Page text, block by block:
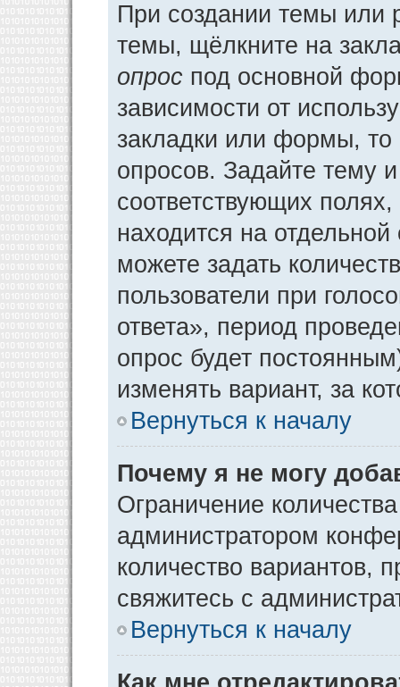
При создании темы или
темы, щёлкните на
опрос под основной
зависимости от
закладки или формы, то
опросов. Задайте тему
соответствующих
находится на
можете задать
пользователи при
ответа», период
опрос будет
изменять вариант, за
Вернуться к началу
Почему я не могу
Ограничение
администратором
количество вариантов,
свяжитесь с
Вернуться к началу